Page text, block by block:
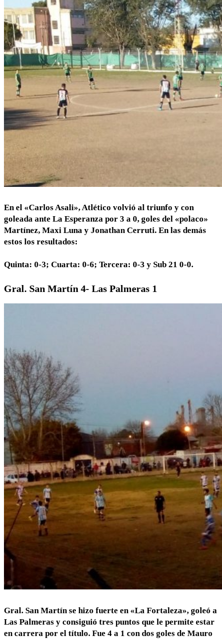
En el «Carlos Asali», Atlético volvió al triunfo y con
goleada ante La Esperanza por 3 a 0, goles del «polaco»
Martínez, Maxi Luna y Jonathan Cerruti. En las demás
estos los resultados:
Quinta: 0-3; Cuarta: 0-6; Tercera: 0-3 y Sub 21 0-0.
Gral. San Martín 4- Las Palmeras 1
Gral. San Martín se hizo fuerte en «La Fortaleza», goleó a
Las Palmeras y consiguió tres puntos que le permite estar
en carrera por el título. Fue 4 a 1 con dos goles de Mauro